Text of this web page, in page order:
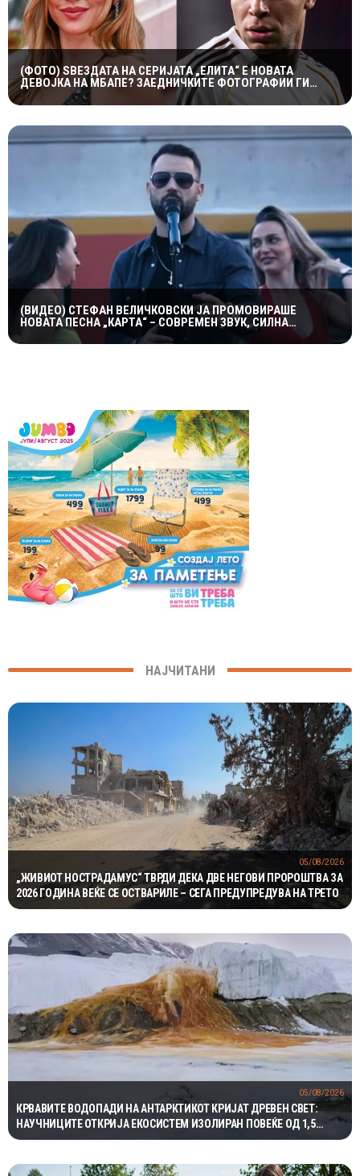
(ФОТО) ЅВЕЗДАТА НА СЕРИЈАТА „ЕЛИТА“ Е НОВАТА
ДЕВОЈКА НА МБАПЕ? ЗАЕДНИЧКИТЕ ФОТОГРАФИИ ГИ
РАЗГОРЕА ГЛАСИНИТЕ
(ВИДЕО) СТЕФАН ВЕЛИЧКОВСКИ ЈА ПРОМОВИРАШЕ
НОВАТА ПЕСНА „КАРТА“ – СОВРЕМЕН ЗВУК, СИЛНА
ЕМОЦИЈА И ВПЕЧАТЛИВ ВИДЕОСПОТ
НАЈЧИТАНИ
„ЖИВИОТ НОСТРАДАМУС“ ТВРДИ ДЕКА ДВЕ НЕГОВИ ПРОРОШТВА ЗА
2026 ГОДИНА ВЕЌЕ СЕ ОСТВАРИЛЕ – СЕГА ПРЕДУПРЕДУВА НА ТРЕТО
05/08/2026
КРВАВИТЕ ВОДОПАДИ НА АНТАРКТИКОТ КРИЈАТ ДРЕВЕН СВЕТ:
НАУЧНИЦИТЕ ОТКРИЈА ЕКОСИСТЕМ ИЗОЛИРАН ПОВЕЌЕ ОД 1,5
МИЛИОНИ ГОДИНИ
05/08/2026